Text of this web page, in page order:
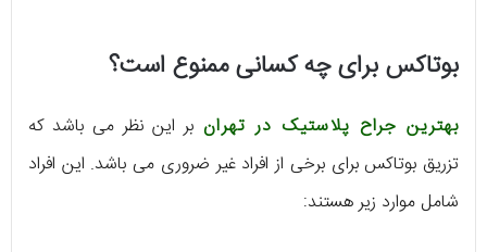
بوتاکس برای چه کسانی ممنوع است؟
بهترین جراح پلاستیک در تهران بر این نظر می باشد که
تزریق بوتاکس برای برخی از افراد غیر ضروری می باشد. این افراد
شامل موارد زیر هستند: